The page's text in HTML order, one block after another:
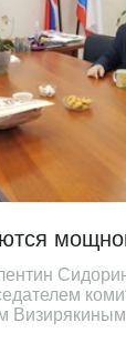
Визирякиным